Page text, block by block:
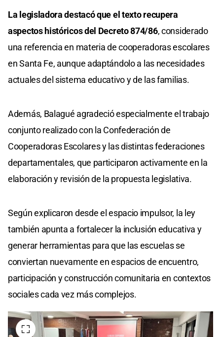
La legisladora destacó que el texto recupera
aspectos históricos del Decreto 874/86, considerado
una referencia en materia de cooperadoras escolares
en Santa Fe, aunque adaptándolo a las necesidades
actuales del sistema educativo y de las familias.
Además, Balagué agradeció especialmente el trabajo
conjunto realizado con la Confederación de
Cooperadoras Escolares y las distintas federaciones
departamentales, que participaron activamente en la
elaboración y revisión de la propuesta legislativa.
Según explicaron desde el espacio impulsor, la ley
también apunta a fortalecer la inclusión educativa y
generar herramientas para que las escuelas se
conviertan nuevamente en espacios de encuentro,
participación y construcción comunitaria en contextos
sociales cada vez más complejos.